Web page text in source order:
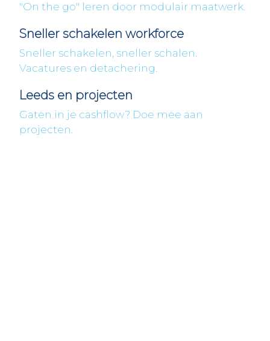
"On the go" leren door modulair maatwerk.
Sneller schakelen workforce
Sneller schakelen, sneller schalen.
Vacatures en detachering.
Leeds en projecten
Gaten in je cashflow? Doe mee aan
projecten.